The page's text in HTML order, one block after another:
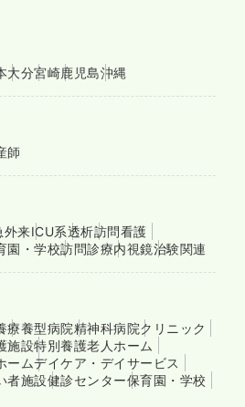
大分宮崎鹿児島沖縄
師
外来ICU系透析訪問看護
園・学校訪問診療内視鏡治験関連
療養型病院精神科病院クリニック
施設特別養護老人ホーム
ームデイケア・デイサービス
者施設健診センター保育園・学校